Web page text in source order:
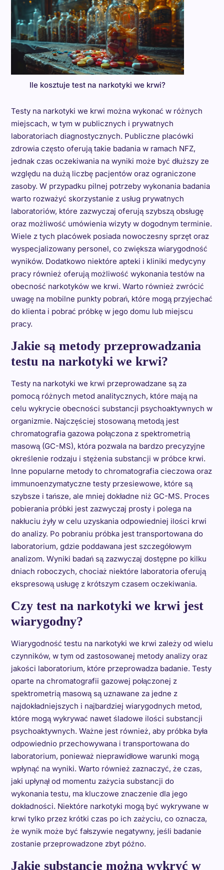
Ile kosztuje test na narkotyki we krwi?
Testy na narkotyki we krwi można wykonać w różnych
miejscach, w tym w publicznych i prywatnych
laboratoriach diagnostycznych. Publiczne placówki
zdrowia często oferują takie badania w ramach NFZ,
jednak czas oczekiwania na wyniki może być dłuższy ze
względu na dużą liczbę pacjentów oraz ograniczone
zasoby. W przypadku pilnej potrzeby wykonania badania
warto rozważyć skorzystanie z usług prywatnych
laboratoriów, które zazwyczaj oferują szybszą obsługę
oraz możliwość umówienia wizyty w dogodnym terminie.
Wiele z tych placówek posiada nowoczesny sprzęt oraz
wyspecjalizowany personel, co zwiększa wiarygodność
wyników. Dodatkowo niektóre apteki i kliniki medycyny
pracy również oferują możliwość wykonania testów na
obecność narkotyków we krwi. Warto również zwrócić
uwagę na mobilne punkty pobrań, które mogą przyjechać
do klienta i pobrać próbkę w jego domu lub miejscu
pracy.
Jakie są metody przeprowadzania
testu na narkotyki we krwi?
Testy na narkotyki we krwi przeprowadzane są za
pomocą różnych metod analitycznych, które mają na
celu wykrycie obecności substancji psychoaktywnych w
organizmie. Najczęściej stosowaną metodą jest
chromatografia gazowa połączona z spektrometrią
masową (GC-MS), która pozwala na bardzo precyzyjne
określenie rodzaju i stężenia substancji w próbce krwi.
Inne popularne metody to chromatografia cieczowa oraz
immunoenzymatyczne testy przesiewowe, które są
szybsze i tańsze, ale mniej dokładne niż GC-MS. Proces
pobierania próbki jest zazwyczaj prosty i polega na
nakłuciu żyły w celu uzyskania odpowiedniej ilości krwi
do analizy. Po pobraniu próbka jest transportowana do
laboratorium, gdzie poddawana jest szczegółowym
analizom. Wyniki badań są zazwyczaj dostępne po kilku
dniach roboczych, chociaż niektóre laboratoria oferują
ekspresową usługę z krótszym czasem oczekiwania.
Czy test na narkotyki we krwi jest
wiarygodny?
Wiarygodność testu na narkotyki we krwi zależy od wielu
czynników, w tym od zastosowanej metody analizy oraz
jakości laboratorium, które przeprowadza badanie. Testy
oparte na chromatografii gazowej połączonej z
spektrometrią masową są uznawane za jedne z
najdokładniejszych i najbardziej wiarygodnych metod,
które mogą wykrywać nawet śladowe ilości substancji
psychoaktywnych. Ważne jest również, aby próbka była
odpowiednio przechowywana i transportowana do
laboratorium, ponieważ nieprawidłowe warunki mogą
wpłynąć na wyniki. Warto również zaznaczyć, że czas,
jaki upłynął od momentu zażycia substancji do
wykonania testu, ma kluczowe znaczenie dla jego
dokładności. Niektóre narkotyki mogą być wykrywane w
krwi tylko przez krótki czas po ich zażyciu, co oznacza,
że wynik może być fałszywie negatywny, jeśli badanie
zostanie przeprowadzone zbyt późno.
Jakie substancje można wykryć w